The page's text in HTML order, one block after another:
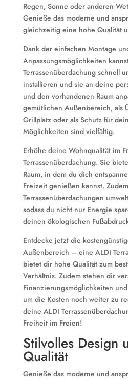
Regen, Sonne oder anderen
Genieße das moderne und
gleichzeitig eine hohe Qualität
Dank der einfachen Montage
Anpassungsmöglichkeiten
Terrassenüberdachung schnell
installieren und sie an deine
und den vorhandenen Raum
gemütlichen Außenbereich, als
Grillplatz oder als Schutz für
Möglichkeiten sind vielfältig.
Erhöhe deine Wohnqualität im
Terrassenüberdachung. Sie
Raum, in dem du dich
Freizeit genießen kannst.
Terrassenüberdachungen
sodass du nicht nur Energie
deinen ökologischen
Entdecke jetzt die
Außenbereich – eine ALDI
bietet dir hohe Qualität zum
Verhältnis. Zudem stehen dir
Finanzierungsmöglichkeiten
um die Kosten noch weiter zu
deine ALDI
Freiheit im Freien!
Stilvolles Design
Qualität
Genieße das moderne und